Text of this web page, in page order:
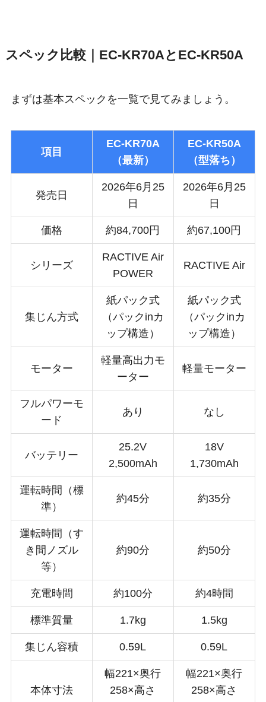
スペック比較｜EC-KR70AとEC-KR50A
まずは基本スペックを一覧で見てみましょう。
項目
EC-KR70A
（最新）
EC-KR50A
（型落ち）
発売日
2026年6月25
日
2026年6月25
日
価格 約84,700円 約67,100円
シリーズ
RACTIVE Air
POWER
RACTIVE Air
集じん方式
紙パック式
（パックinカ
ップ構造）
紙パック式
（パックinカ
ップ構造）
モーター
軽量高出力モ
ーター
軽量モーター
フルパワーモ
ード
あり なし
バッテリー
25.2V
2,500mAh
18V
1,730mAh
運転時間（標
準）
約45分 約35分
運転時間（す
き間ノズル
等）
約90分 約50分
充電時間 約100分 約4時間
標準質量 1.7kg 1.5kg
集じん容積 0.59L 0.59L
本体寸法
幅221×奥行
258×高さ
幅221×奥行
258×高さ